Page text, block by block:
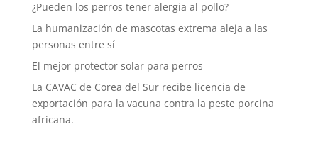
¿Pueden los perros tener alergia al pollo?
La humanización de mascotas extrema aleja a las
personas entre sí
El mejor protector solar para perros
La CAVAC de Corea del Sur recibe licencia de
exportación para la vacuna contra la peste porcina
africana.